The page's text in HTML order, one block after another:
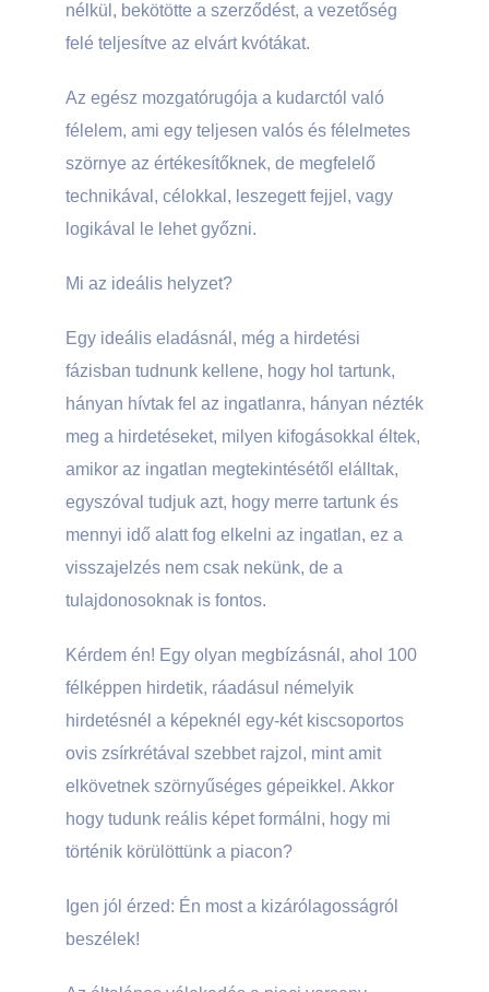
nélkül, bekötötte a szerződést, a vezetőség
felé teljesítve az elvárt kvótákat.
Az egész mozgatórugója a kudarctól való
félelem, ami egy teljesen valós és félelmetes
szörnye az értékesítőknek, de megfelelő
technikával, célokkal, leszegett fejjel, vagy
logikával le lehet győzni.
Mi az ideális helyzet?
Egy ideális eladásnál, még a hirdetési
fázisban tudnunk kellene, hogy hol tartunk,
hányan hívtak fel az ingatlanra, hányan nézték
meg a hirdetéseket, milyen kifogásokkal éltek,
amikor az ingatlan megtekintésétől elálltak,
egyszóval tudjuk azt, hogy merre tartunk és
mennyi idő alatt fog elkelni az ingatlan, ez a
visszajelzés nem csak nekünk, de a
tulajdonosoknak is fontos.
Kérdem én! Egy olyan megbízásnál, ahol 100
félképpen hirdetik, ráadásul némelyik
hirdetésnél a képeknél egy-két kiscsoportos
ovis zsírkrétával szebbet rajzol, mint amit
elkövetnek szörnyűséges gépeikkel. Akkor
hogy tudunk reális képet formálni, hogy mi
történik körülöttünk a piacon?
Igen jól érzed: Én most a kizárólagosságról
beszélek!